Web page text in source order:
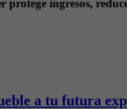
protege ingresos,
a tu futura